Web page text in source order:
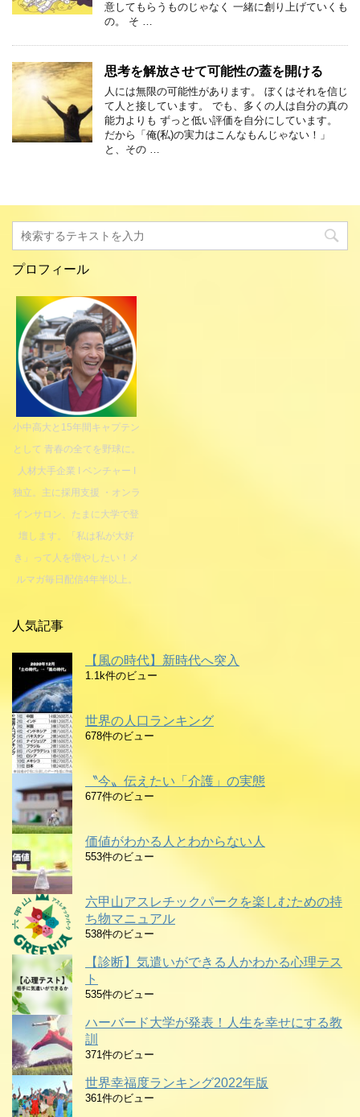
意してもらうものじゃなく 一緒に創り上げていくも
の。 そ …
思考を解放させて可能性の蓋を開ける
人には無限の可能性があります。 ぼくはそれを信じ
て人と接しています。 でも、多くの人は自分の真の
能力よりも ずっと低い評価を自分にしています。
だから「俺(私)の実力はこんなもんじゃない！」
と、その …
プロフィール
小中高大と15年間キャプテン
として 青春の全てを野球に。
人材大手企業 I ベンチャー I
独立。主に採用支援 ・オンラ
インサロン、たまに大学で登
壇します。「私は私が大好
き」って人を増やしたい！メ
ルマガ毎日配信4年半以上。
人気記事
【風の時代】新時代へ突入
1.1k件のビュー
世界の人口ランキング
678件のビュー
〝今〟伝えたい「介護」の実態
677件のビュー
価値がわかる人とわからない人
553件のビュー
六甲山アスレチックパークを楽しむための持
ち物マニュアル
538件のビュー
【診断】気遣いができる人かわかる心理テス
ト
535件のビュー
ハーバード大学が発表！人生を幸せにする教
訓
371件のビュー
世界幸福度ランキング2022年版
361件のビュー